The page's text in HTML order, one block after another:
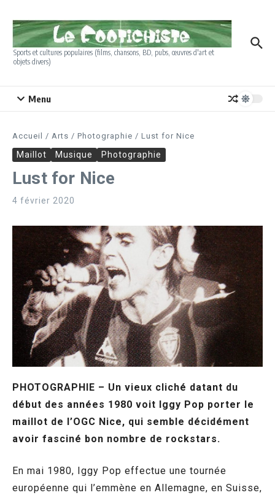
Sports et cultures populaires (films, chansons, BD, pubs, œuvres d'art et
objets divers)
Menu
Accueil / Arts / Photographie / Lust for Nice
Maillot Musique Photographie
Lust for Nice
4 février 2020
PHOTOGRAPHIE – Un vieux cliché datant du
début des années 1980 voit Iggy Pop porter le
maillot de l’OGC Nice, qui semble décidément
avoir fasciné bon nombre de rockstars.
En mai 1980, Iggy Pop effectue une tournée
européenne qui l’emmène en Allemagne, en Suisse,